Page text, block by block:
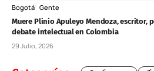
Bogotá Gente
Muere Plinio Apuleyo Mendoza, escritor,
debate intelectual en Colombia
29 Julio, 2026